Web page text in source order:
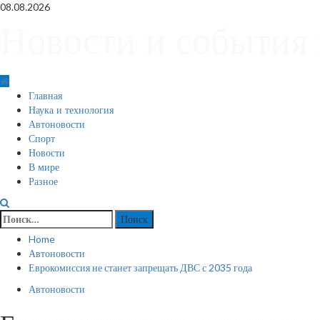
Skip
08.08.2026
Primary
Menu
Главная
Наука и технология
Автоновости
Спорт
Новости
В мире
Разное
Найти:
Home
Автоновости
Еврокомиссия не станет запрещать ДВС с 2035 года
Автоновости